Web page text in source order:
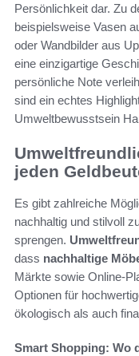
Persönlichkeit dar. Zu
beispielsweise Vasen
oder Wandbilder aus
eine einzigartige
persönliche Note
sind ein echtes
Umweltbewusstsein
jeden
Es gibt zahlreiche
nachhaltig und stilvoll
sprengen.
dass nachhaltige
Märkte sowie Online-
Optionen für
ökologisch als auch
Smart Shopping: Wo